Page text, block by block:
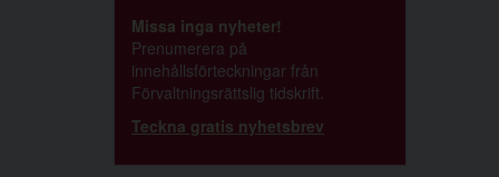
Missa inga nyheter!
Prenumerera på
innehållsförteckningar från
Förvaltningsrättslig tidskrift.
Teckna gratis nyhetsbrev